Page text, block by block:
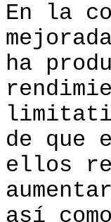
En la
ha
de que
ellos
así